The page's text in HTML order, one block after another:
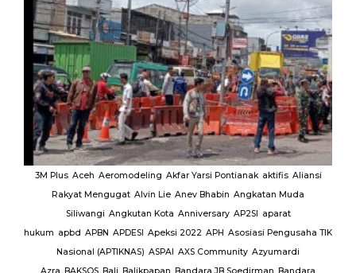
3M Plus Aceh Aeromodeling Akfar Yarsi Pontianak aktifis Aliansi
Rakyat Mengugat Alvin Lie Anev Bhabin Angkatan Muda
Siliwangi Angkutan Kota Anniversary AP2SI aparat
hukum apbd APBN APDESI Apeksi 2022 APH Asosiasi Pengusaha TIK
Nasional (APTIKNAS) ASPAI AXS Community Azyumardi
Azra BAKSOS Bali Balikpapan Bandara JB Soedirman Bandara